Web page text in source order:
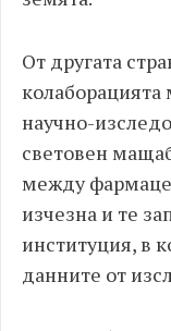
От другата
научно-
световен
между
изчезна и те
институция, в
данните от